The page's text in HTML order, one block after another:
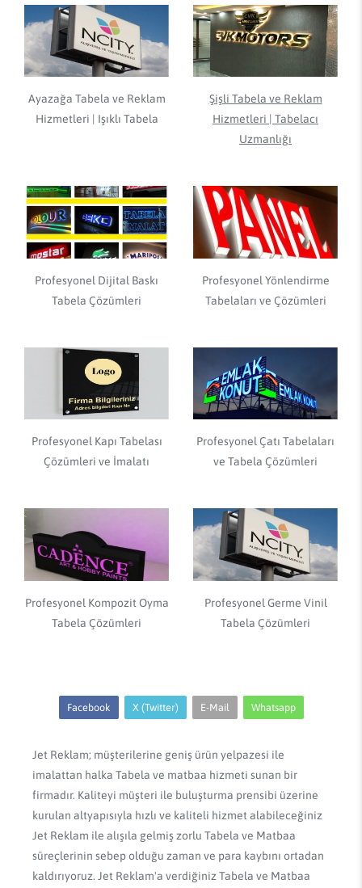
Ayazağa Tabela ve Reklam
Hizmetleri | Işıklı Tabela
Şişli Tabela ve Reklam
Hizmetleri | Tabelacı
Uzmanlığı
Profesyonel Dijital Baskı
Tabela Çözümleri
Profesyonel Yönlendirme
Tabelaları ve Çözümleri
Profesyonel Kapı Tabelası
Çözümleri ve İmalatı
Profesyonel Çatı Tabelaları
ve Tabela Çözümleri
Profesyonel Kompozit Oyma
Tabela Çözümleri
Profesyonel Germe Vinil
Tabela Çözümleri
Facebook X (Twitter) E-Mail Whatsapp
Jet Reklam; müşterilerine geniş ürün yelpazesi ile
imalattan halka Tabela ve matbaa hizmeti sunan bir
firmadır. Kaliteyi müşteri ile buluşturma prensibi üzerine
kurulan altyapısıyla hızlı ve kaliteli hizmet alabileceğiniz
Jet Reklam ile alışıla gelmiş zorlu Tabela ve Matbaa
süreçlerinin sebep olduğu zaman ve para kaybını ortadan
kaldırıyoruz. Jet Reklam'a verdiğiniz Tabela ve Matbaa